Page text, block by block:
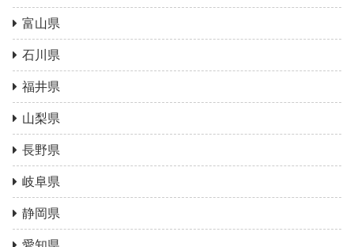
富山県
石川県
福井県
山梨県
長野県
岐阜県
静岡県